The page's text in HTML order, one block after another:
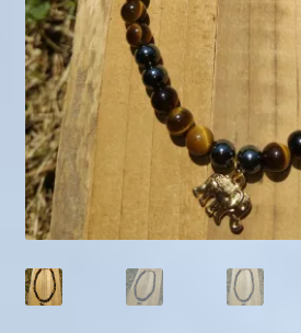
Packs
Carte Cadeau
Qui suis-je ?
Avis clients
Mon compte
Panier